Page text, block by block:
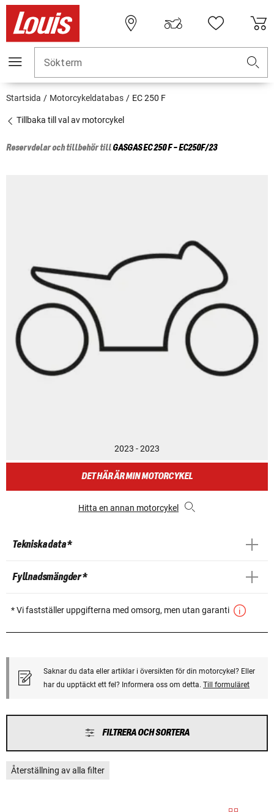
Sökterm
Startsida Motorcykeldatabas EC 250 F
Tillbaka till val av motorcykel
Reservdelar och tillbehör tillGASGASEC 250 F - EC250F/23
2023 - 2023
DET HÄR ÄR MIN MOTORCYKEL
Hitta en annan motorcykel
Tekniska data *
Fyllnadsmängder *
* Vi fastställer uppgifterna med omsorg, men utan garanti
Saknar du data eller artiklar i översikten för din motorcykel? Eller
har du upptäckt ett fel? Informera oss om detta. Till formuläret
FILTRERA OCH SORTERA
Återställning av alla filter